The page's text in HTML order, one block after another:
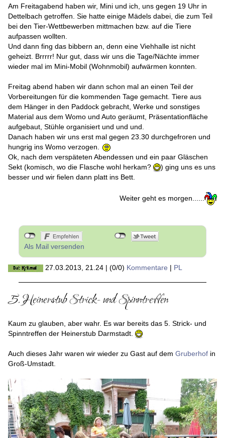
Am Freitagabend haben wir, Mini und ich, uns gegen 19 Uhr in
Dettelbach getroffen. Sie hatte einige Mädels dabei, die zum Teil
bei den Tier-Wettbewerben mittmachen bzw. auf die Tiere
aufpassen wollten.
Und dann fing das bibbern an, denn eine Viehhalle ist nicht
geheizt. Brrrrr! Nur gut, dass wir uns die Tage/Nächte immer
wieder mal im Mini-Mobil (Wohnmobil) aufwärmen konnten.
Freitag abend haben wir dann schon mal an einen Teil der
Vorbereitungen für die kommenden Tage gemacht. Tiere aus
dem Hänger in den Paddock gebracht, Werke und sonstiges
Material aus dem Womo und Auto geräumt, Präsentationfläche
aufgebaut, Stühle organisiert und und und.
Danach haben wir uns erst mal gegen 23.30 durchgefroren und
hungrig ins Womo verzogen.
Ok, nach dem verspäteten Abendessen und ein paar Gläschen
Sekt (komisch, wo die Flasche wohl herkam?
) ging uns es uns
besser und wir fielen dann platt ins Bett.
Weiter geht es morgen......
Als Mail versenden
27.03.2013, 21.24 | (0/0) Kommentare | PL
5. Heinerstub Strick- und Spinntreffen
Kaum zu glauben, aber wahr. Es war bereits das 5. Strick- und
Spinntreffen der Heinerstub Darmstadt.
Auch dieses Jahr waren wir wieder zu Gast auf dem Gruberhof in
Groß-Umstadt.